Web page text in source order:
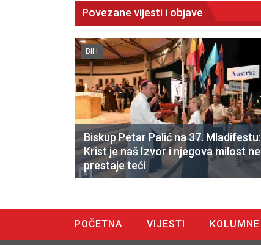
Povezane vijesti i objave
BiH
Biskup Petar Palić na 37. Mladifestu:
Krist je naš Izvor i njegova milost ne
prestaje teći
POČETNA VIJESTI KOLUMNE